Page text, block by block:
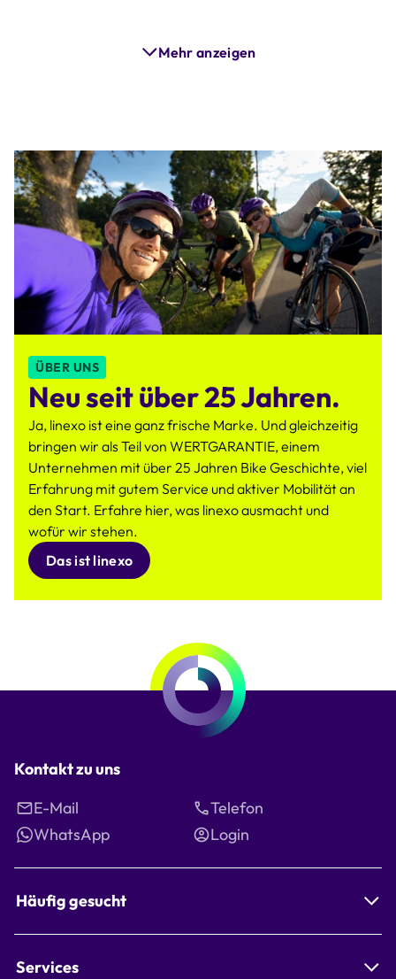
Mehr anzeigen
ÜBER UNS
Neu seit über 25 Jahren.
Ja, linexo ist eine ganz frische Marke. Und gleichzeitig
bringen wir als Teil von WERTGARANTIE, einem
Unternehmen mit über 25 Jahren Bike Geschichte, viel
Erfahrung mit gutem Service und aktiver Mobilität an
den Start. Erfahre hier, was linexo ausmacht und
wofür wir stehen.
Das ist linexo
Kontakt zu uns
E-Mail
Telefon
WhatsApp
Login
Häufig gesucht
Services